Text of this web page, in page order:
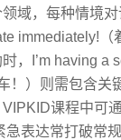
域，每种情境
immediately!（
，I’m having a
）则需包含关
课程中可
表达常打破常